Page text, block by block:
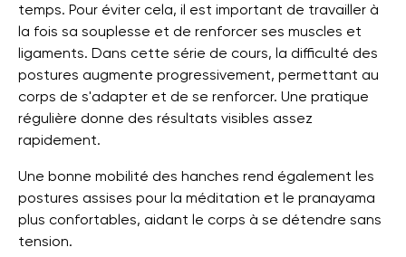
temps. Pour éviter cela, il est important de travailler à
la fois sa souplesse et de renforcer ses muscles et
ligaments. Dans cette série de cours, la difficulté des
postures augmente progressivement, permettant au
corps de s'adapter et de se renforcer. Une pratique
régulière donne des résultats visibles assez
rapidement.
Une bonne mobilité des hanches rend également les
postures assises pour la méditation et le pranayama
plus confortables, aidant le corps à se détendre sans
tension.